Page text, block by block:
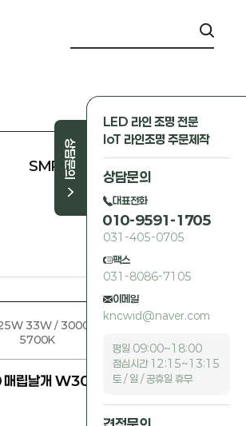
상담문의
LED 라인 조명 전문
IoT 라인조명 주문제작
상담문의
대표전화
010-9591-1705
031-405-0705
팩스
031-8086-7105
이메일
kncwid@naver.com
평일 09:00~18:00
점심시간 12:15~13:15
토 / 일 / 공휴일 휴무
SMPS 외
33W / 3000K 4000K
5700K
립날개 W30xH20